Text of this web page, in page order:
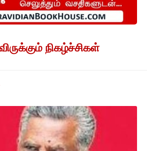
நிகழ்ச்சிகள்